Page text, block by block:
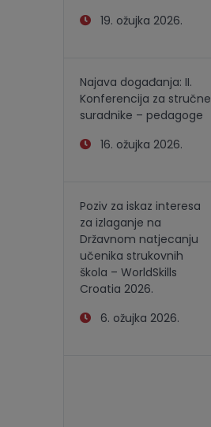
19. ožujka 2026.
Najava događanja: II.
Konferencija za stručne
suradnike – pedagoge
16. ožujka 2026.
Poziv za iskaz interesa
za izlaganje na
Državnom natjecanju
učenika strukovnih
škola – WorldSkills
Croatia 2026.
6. ožujka 2026.